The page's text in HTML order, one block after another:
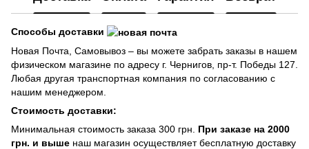
Способы доставки
Новая Почта, Самовывоз – вы можете забрать заказы в нашем
физическом магазине по адресу г. Чернигов, пр-т. Победы 127.
Любая другая транспортная компания по согласованию с
нашим менеджером.
Стоимость доставки:
Минимальная стоимость заказа 300 грн. При заказе на 2000
грн. и выше наш магазин осуществляет бесплатную доставку